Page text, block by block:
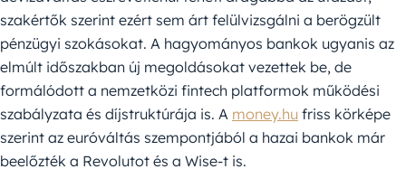
szakértők szerint ezért sem árt felülvizsgálni a berögzült
pénzügyi szokásokat. A hagyományos bankok ugyanis az
elmúlt időszakban új megoldásokat vezettek be, de
formálódott a nemzetközi fintech platformok működési
szabályzata és díjstruktúrája is. A money.hu friss körképe
szerint az euróváltás szempontjából a hazai bankok már
beelőzték a Revolutot és a Wise-t is.